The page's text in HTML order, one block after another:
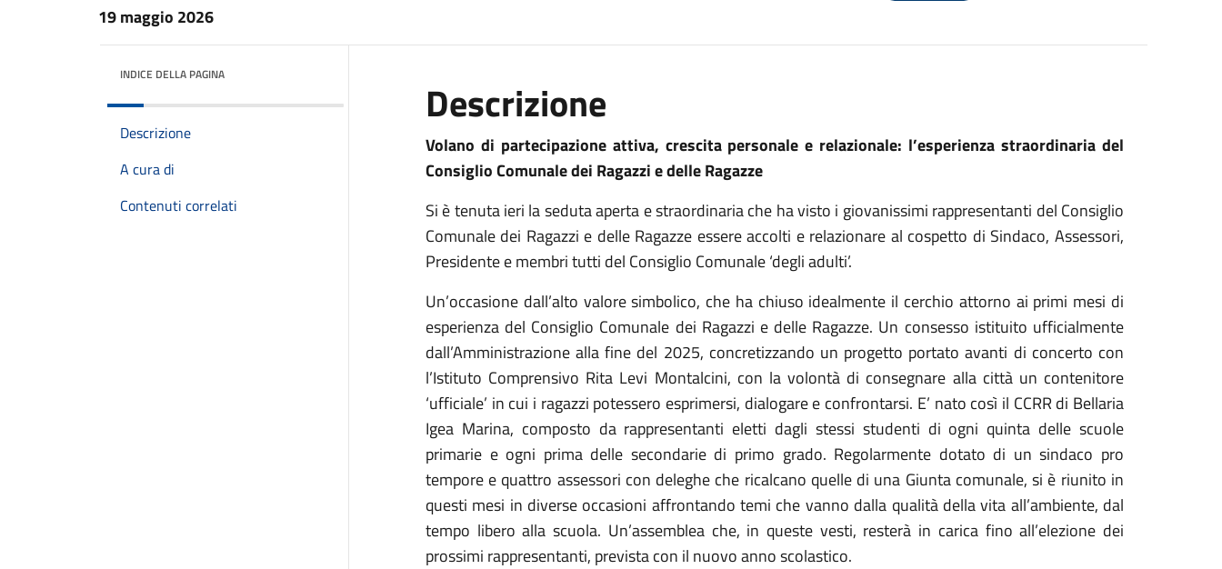
19 maggio 2026
INDICE DELLA PAGINA
Descrizione
A cura di
Contenuti correlati
Descrizione
Volano di partecipazione attiva, crescita personale e relazionale: l’esperienza straordinaria del
Consiglio Comunale dei Ragazzi e delle Ragazze
Si è tenuta ieri la seduta aperta e straordinaria che ha visto i giovanissimi rappresentanti del Consiglio
Comunale dei Ragazzi e delle Ragazze essere accolti e relazionare al cospetto di Sindaco, Assessori,
Presidente e membri tutti del Consiglio Comunale ‘degli adulti’.
Un’occasione dall’alto valore simbolico, che ha chiuso idealmente il cerchio attorno ai primi mesi di
esperienza del Consiglio Comunale dei Ragazzi e delle Ragazze. Un consesso istituito ufficialmente
dall’Amministrazione alla fine del 2025, concretizzando un progetto portato avanti di concerto con
l’Istituto Comprensivo Rita Levi Montalcini, con la volontà di consegnare alla città un contenitore
‘ufficiale’ in cui i ragazzi potessero esprimersi, dialogare e confrontarsi. E’ nato così il CCRR di Bellaria
Igea Marina, composto da rappresentanti eletti dagli stessi studenti di ogni quinta delle scuole
primarie e ogni prima delle secondarie di primo grado. Regolarmente dotato di un sindaco pro
tempore e quattro assessori con deleghe che ricalcano quelle di una Giunta comunale, si è riunito in
questi mesi in diverse occasioni affrontando temi che vanno dalla qualità della vita all’ambiente, dal
tempo libero alla scuola. Un’assemblea che, in queste vesti, resterà in carica fino all’elezione dei
prossimi rappresentanti, prevista con il nuovo anno scolastico.